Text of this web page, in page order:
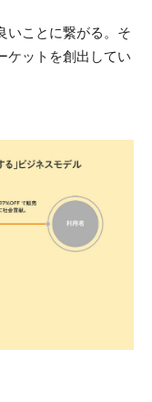
いことに繋がる。そ
ケットを創出してい